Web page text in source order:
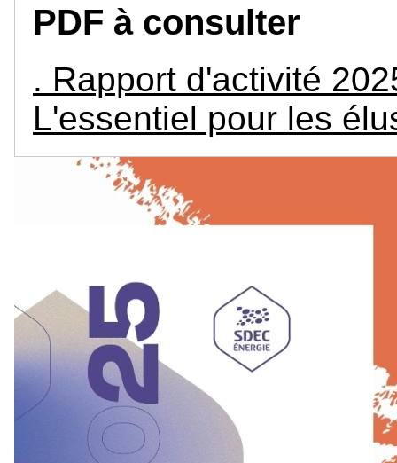
PDF à consulter
. Rapport d'activité
L'essentiel pour les